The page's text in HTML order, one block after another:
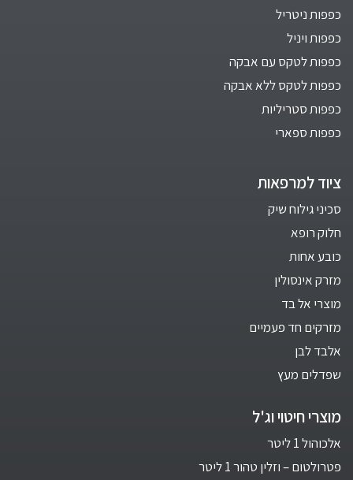
כפפות ניטריל
כפפות ויניל
כפפות לטקס עם אבקה
כפפות לטקס ללא אבקה
כפפות סטריליות
כפפות ספארי
ציוד למרפאות
סכיני גילוח שיק
חלוק רופא
כובע אחות
מזרק אינסולין
מוצרי אל בד
מזרקים חד פעמיים
אלבד לבן
שפדלים מעץ
מוצרי חיטוי וג'ל
אלכוהול 1 ליטר
פטרולטום – וזלין טהור 1 ליטר